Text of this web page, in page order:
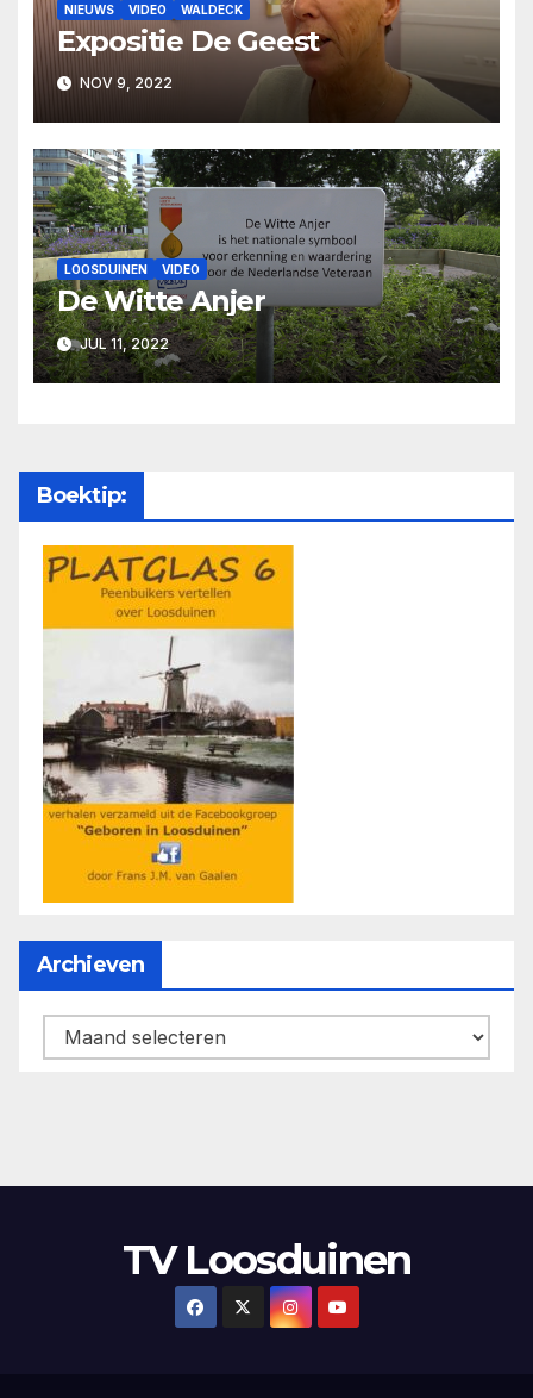
NIEUWS VIDEO WALDECK
Expositie De Geest
NOV 9, 2022
LOOSDUINEN VIDEO
De Witte Anjer
JUL 11, 2022
Boektip:
Archieven
Archieven
TV Loosduinen